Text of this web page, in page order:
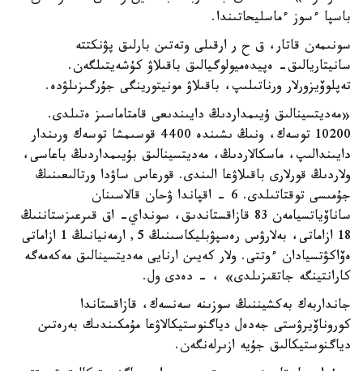
باسپا ءسوز ءماسليحاتىندا.
سونىمەن قاتار، ق ح ر ارقىلى وتەتىن بارلىق پۋنكتتە
سانيتاريالىق- ەپيدەميولوگيالىق باقىلاۋ كۇشەيتىلگەن.
تەپلوۆيزورلار ورناتىلىپ، باقىلاۋ مونيتورينگى جۇرگىزىلۋدە.
«مەديتسينالىق ۇيىمداردىڭ دايىندىعى قامتاماسىز ەتىلدى.
10200 توسەك، ونىڭ ىشىندە 4400 قوسىمشا توسەك ورىندار
دايىندالىپ، ماسكالاردىڭ، مەديتسينالىق بۇيىمداردىڭ باعاسى،
ولاردىڭ قورلارى باقىلاۋعا الىندى. قورعاس ساۋدا ورتالىعىنىڭ
جۇمىسى توقتاتىلدى. 6 - اقپاندا ۋحان قالاسىنان
ساناۆياتسيامەن 83 قازاقستاندىق، سونداي- اق قىرعىزستاننىڭ
18 ازاماتى، بەلارۋس رەسپۋبليكاسىنىڭ 5, ارمەنيانىڭ 1 ازاماتى
ەۆاكۋتسيادان ءوتتى. ولار كەيىن ارنايى مەديتسينالىق مەكەمەگە
كارانتينگە جاتقىزىلدى» ، - دەدى ول.
جانداربەك بەكشيننىڭ سوزىنە سەنسەك، قازاقستاندا
كوروناۆيرۋستى جەدەل دياگنوستيكالاۋعا مۇمكىندىك بەرەتىن
دياگنوستيكالىق جۇيە ازىرلەنگەن.